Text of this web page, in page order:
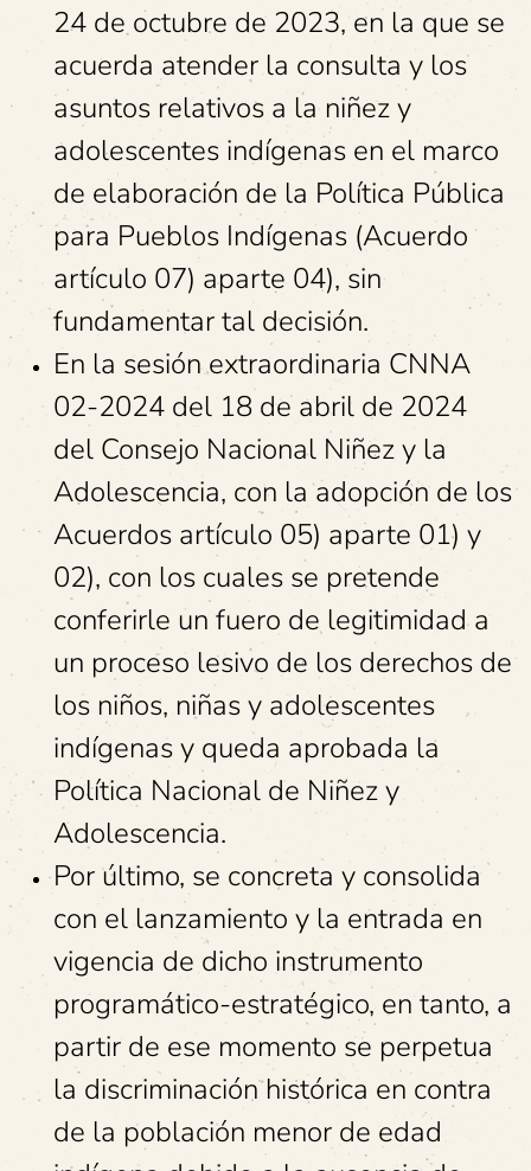
24 de octubre de 2023, en la que se
acuerda atender la consulta y los
asuntos relativos a la niñez y
adolescentes indígenas en el marco
de elaboración de la Política Pública
para Pueblos Indígenas (Acuerdo
artículo 07) aparte 04), sin
fundamentar tal decisión.
En la sesión extraordinaria CNNA
02-2024 del 18 de abril de 2024
del Consejo Nacional Niñez y la
Adolescencia, con la adopción de los
Acuerdos artículo 05) aparte 01) y
02), con los cuales se pretende
conferirle un fuero de legitimidad a
un proceso lesivo de los derechos de
los niños, niñas y adolescentes
indígenas y queda aprobada la
Política Nacional de Niñez y
Adolescencia.
Por último, se concreta y consolida
con el lanzamiento y la entrada en
vigencia de dicho instrumento
programático-estratégico, en tanto, a
partir de ese momento se perpetua
la discriminación histórica en contra
de la población menor de edad